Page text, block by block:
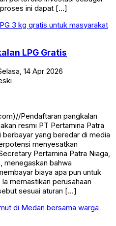
ini dapat […]
LPG Gratis
14 Apr 2026
Pendaftaran pangkalan
resmi PT Pertamina Patra
berbayar yang beredar di media
menyesatkan
Pertamina Patra Niaga,
menegaskan bahwa
biaya apa pun untuk
memastikan perusahaan
sesuai aturan […]